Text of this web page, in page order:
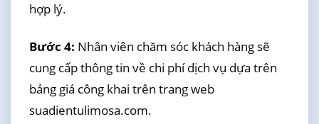
hợp lý.
Bước 4: Nhân viên chăm sóc khách hàng sẽ
cung cấp thông tin về chi phí dịch vụ dựa trên
bảng giá công khai trên trang web
suadientulimosa.com.